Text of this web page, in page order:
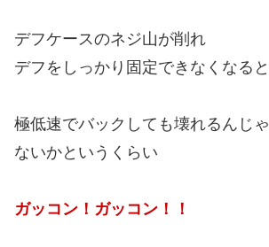
デフケースのネジ山が削れ
デフをしっかり固定できなくなると
極低速でバックしても壊れるんじゃ
ないかというくらい
ガッコン！ガッコン！！